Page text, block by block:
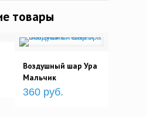
товары
Воздушный шар Ура
Мальчик
360 руб.